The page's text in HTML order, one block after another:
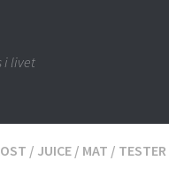
i livet
/ JUICE / MAT / TESTER